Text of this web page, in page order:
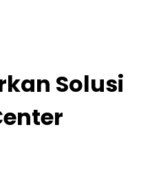
Solusi